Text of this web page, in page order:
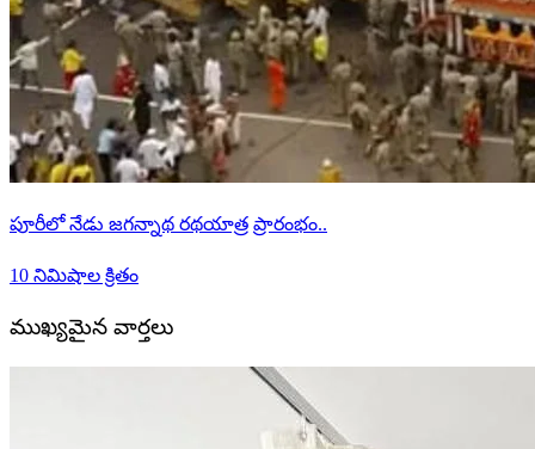
పూరీలో నేడు జగన్నాథ రథయాత్ర ప్రారంభం..
10 నిమిషాల క్రితం
ముఖ్యమైన వార్తలు